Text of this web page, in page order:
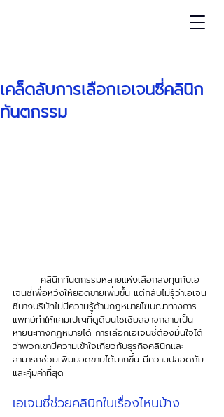
เคล็ดลับการเลือกเอเจนซี่คลินิก
ทันตกรรม
เจนซี่เพื่อหวังให้ยอดขายเพิ่มขึ้น แต่กลับไม่รู้ว่าเอเจน
ซี่บางบริษัทไม่มีความรู้ด้านกฎหมายโฆษณาทางการ
แพทย์ทำให้แคมเปญที่ดูดีบนโซเชียลอาจกลายเป็น
หายนะทางกฎหมายได้ การเลือกเอเจนซี่ต้องมั่นใจได้
ว่าพวกเขามีความเข้าใจเกี่ยวกับธุรกิจคลินิกและ
สามารถช่วยเพิ่มยอดขายได้มากขึ้น มีความปลอดภัย
และคุ้มค่าที่สุด
เอเจนซี่ช่วยคลินิกในเรื่องไหนบ้าง